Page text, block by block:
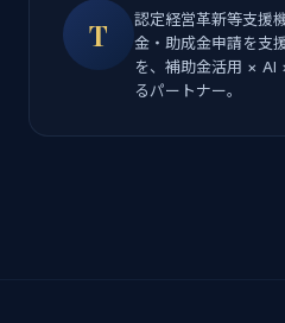
T
認定経営革新等支援
金・助成金申請を支
を、補助金活用 × AI
るパートナー。